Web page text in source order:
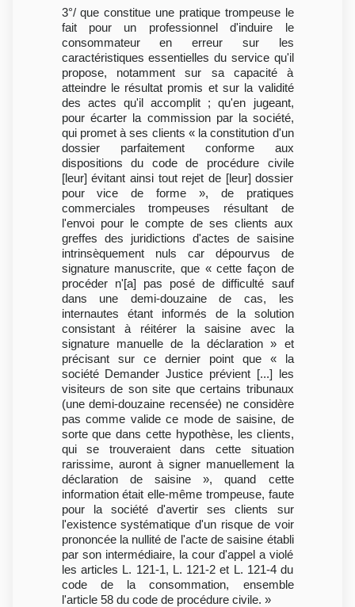
3°/ que constitue une pratique trompeuse le
fait pour un professionnel d'induire le
consommateur en erreur sur les
caractéristiques essentielles du service qu'il
propose, notamment sur sa capacité à
atteindre le résultat promis et sur la validité
des actes qu'il accomplit ; qu'en jugeant,
pour écarter la commission par la société,
qui promet à ses clients « la constitution d'un
dossier parfaitement conforme aux
dispositions du code de procédure civile
[leur] évitant ainsi tout rejet de [leur] dossier
pour vice de forme », de pratiques
commerciales trompeuses résultant de
l'envoi pour le compte de ses clients aux
greffes des juridictions d'actes de saisine
intrinsèquement nuls car dépourvus de
signature manuscrite, que « cette façon de
procéder n'[a] pas posé de difficulté sauf
dans une demi-douzaine de cas, les
internautes étant informés de la solution
consistant à réitérer la saisine avec la
signature manuelle de la déclaration » et
précisant sur ce dernier point que « la
société Demander Justice prévient [...] les
visiteurs de son site que certains tribunaux
(une demi-douzaine recensée) ne considère
pas comme valide ce mode de saisine, de
sorte que dans cette hypothèse, les clients,
qui se trouveraient dans cette situation
rarissime, auront à signer manuellement la
déclaration de saisine », quand cette
information était elle-même trompeuse, faute
pour la société d'avertir ses clients sur
l'existence systématique d'un risque de voir
prononcée la nullité de l'acte de saisine établi
par son intermédiaire, la cour d'appel a violé
les articles L. 121-1, L. 121-2 et L. 121-4 du
code de la consommation, ensemble
l'article 58 du code de procédure civile. »